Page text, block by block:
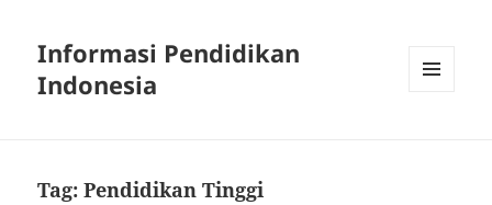
Informasi Pendidikan
Indonesia
Tag:Pendidikan Tinggi